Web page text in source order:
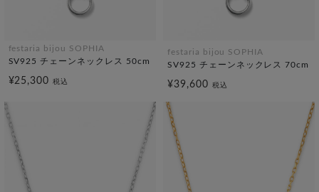
festaria bijou SOPHIA
SV925 チェーンネックレス 50cm
¥25,300税込
festaria bijou SOPHIA
SV925 チェーンネックレス 70cm
¥39,600 税込